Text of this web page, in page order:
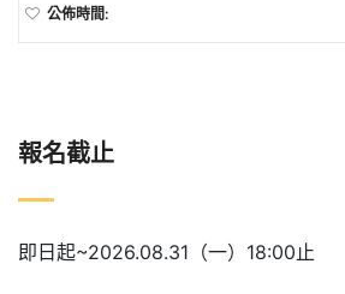
公佈時間:
報名截止
即日起~2026.08.31（一）18:00止